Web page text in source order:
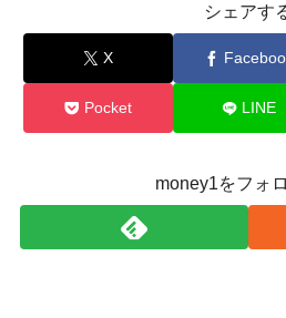
シェアす
X
Pocket LINE
money1をフォ